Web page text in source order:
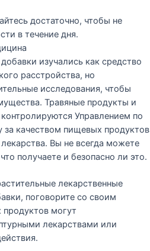
достаточно, чтобы не
в течение дня.
изучались как средство
расстройства, но
исследования, чтобы
Травяные продукты и
Управлением по
за качеством пищевых продуктов
Вы не всегда можете
получаете и безопасно ли это.
лекарственные
поговорите со своим
могут
лекарствами или